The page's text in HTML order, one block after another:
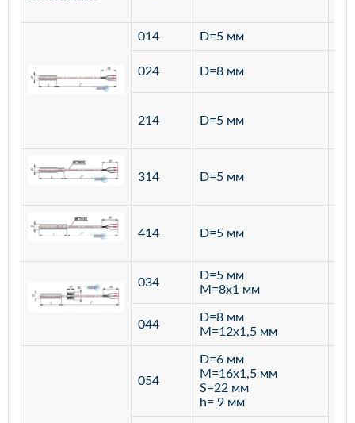
014 D=5 мм
024 D=8 мм
214 D=5 мм
314 D=5 мм
414 D=5 мм
034
D=5 мм
M=8х1 мм
044
D=8 мм
M=12х1,5 мм
054
D=6 мм
M=16х1,5 мм
S=22 мм
h= 9 мм